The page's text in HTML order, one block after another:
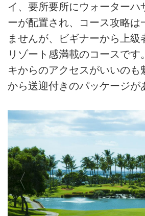
イ、要所要所にウォーターハ
ーが配置され、コース攻略は
ませんが、ビギナーから上級
リゾート感満載のコースです
キからのアクセスがいいのも
から送迎付きのパッケージが